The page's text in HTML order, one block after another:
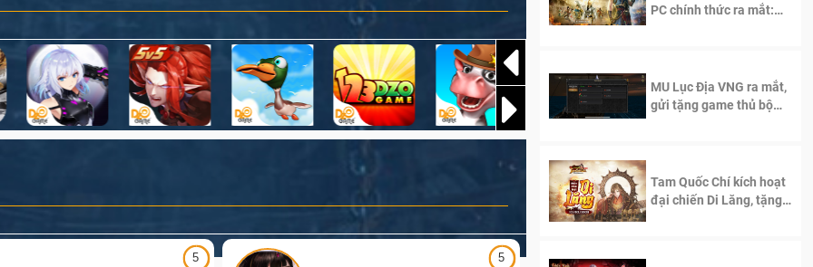
5 5
PC chính thức ra mắt:
MU Lục Địa VNG ra mắt,
gửi tặng game thủ bộ
Tam Quốc Chí kích hoạt
đại chiến Di Lăng, tặng